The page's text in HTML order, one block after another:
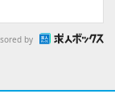
by